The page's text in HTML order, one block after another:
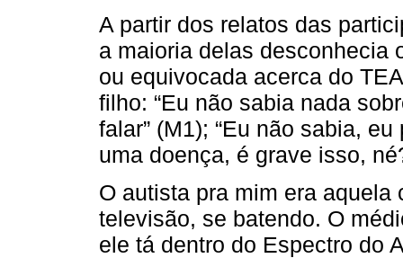
A partir dos relatos das
a maioria delas desconhecia
ou equivocada acerca do
filho: “Eu não sabia nada
falar” (M1); “Eu não sabia,
uma doença, é grave isso,
O autista pra mim era
televisão, se batendo. O
ele tá dentro do Espectro do